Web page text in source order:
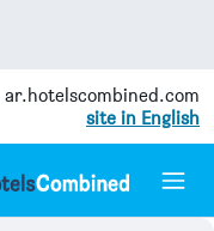
ar.hotelscombined.com
site in English